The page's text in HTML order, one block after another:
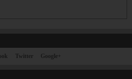
Twitter Google+